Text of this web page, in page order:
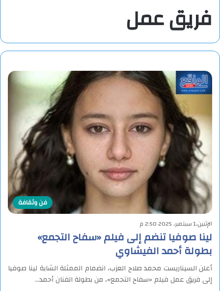
فريق عمل
فن وثقافة
الإثنين,1 سبتمبر, 2025 2:50 م
لينا صوفيا تنضم إلى فيلم «سفاح التجمع»
بطولة أحمد الفيشاوي
أعلن السيناريست محمد صلاح العزب، انضمام الممثلة الشابة لينا صوفيا
إلى فريق عمل فيلم «سفاح التجمع»، من بطولة الفنان أحمد…